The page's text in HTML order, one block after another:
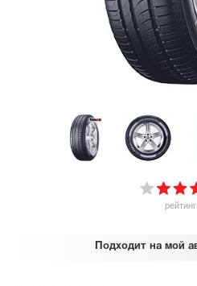
рейтинг
Подходит на мой